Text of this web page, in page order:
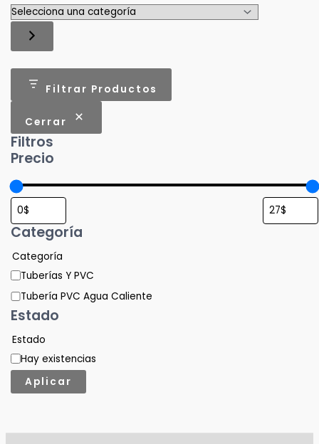
Filtrar Productos
Cerrar
Filtros
Precio
Categoría
Categoría
Tuberías Y PVC
Tubería PVC Agua Caliente
Estado
Estado
Hay existencias
Aplicar